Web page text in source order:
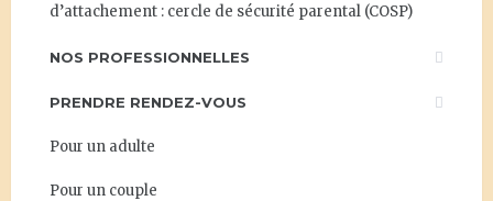
d’attachement : cercle de sécurité parental (COSP)
NOS PROFESSIONNELLES
PRENDRE RENDEZ-VOUS
Pour un adulte
Pour un couple